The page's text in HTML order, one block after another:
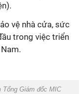
vệ nhà cửa, sức
trong việc triển
Tổng Giám đốc MIC